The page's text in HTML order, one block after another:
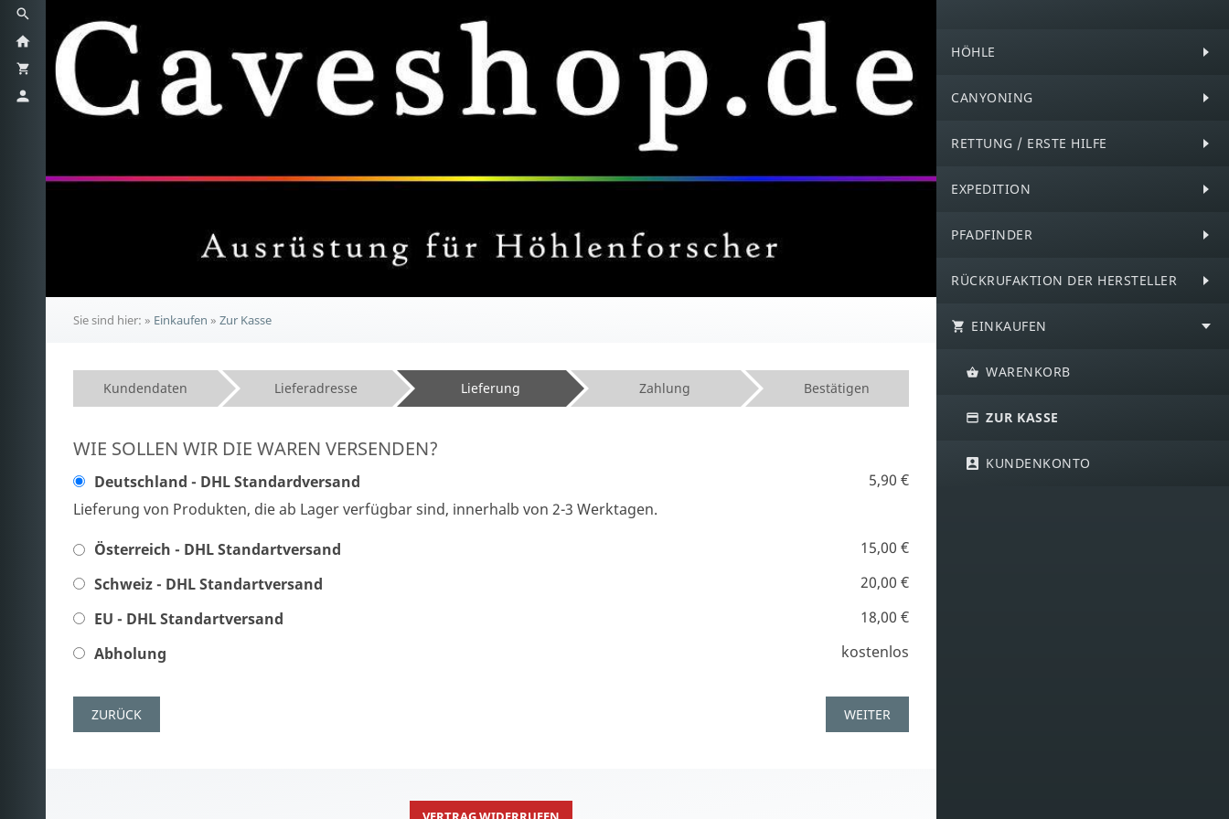
HÖHLE
CANYONING
RETTUNG / ERSTE HILFE
EXPEDITION
PFADFINDER
RÜCKRUFAKTION DER HERSTELLER
EINKAUFEN
WARENKORB
ZUR KASSE
KUNDENKONTO
Sie sind hier: » Einkaufen » Zur Kasse
Kundendaten Lieferadresse Lieferung Zahlung Bestätigen
WIE SOLLEN WIR DIE WAREN VERSENDEN?
Deutschland - DHL Standardversand
5,90 €
Lieferung von Produkten, die ab Lager verfügbar sind, innerhalb von 2-3 Werktagen.
Österreich - DHL Standartversand
15,00 €
Schweiz - DHL Standartversand
20,00 €
EU - DHL Standartversand
18,00 €
Abholung
kostenlos
WEITER
ZURÜCK